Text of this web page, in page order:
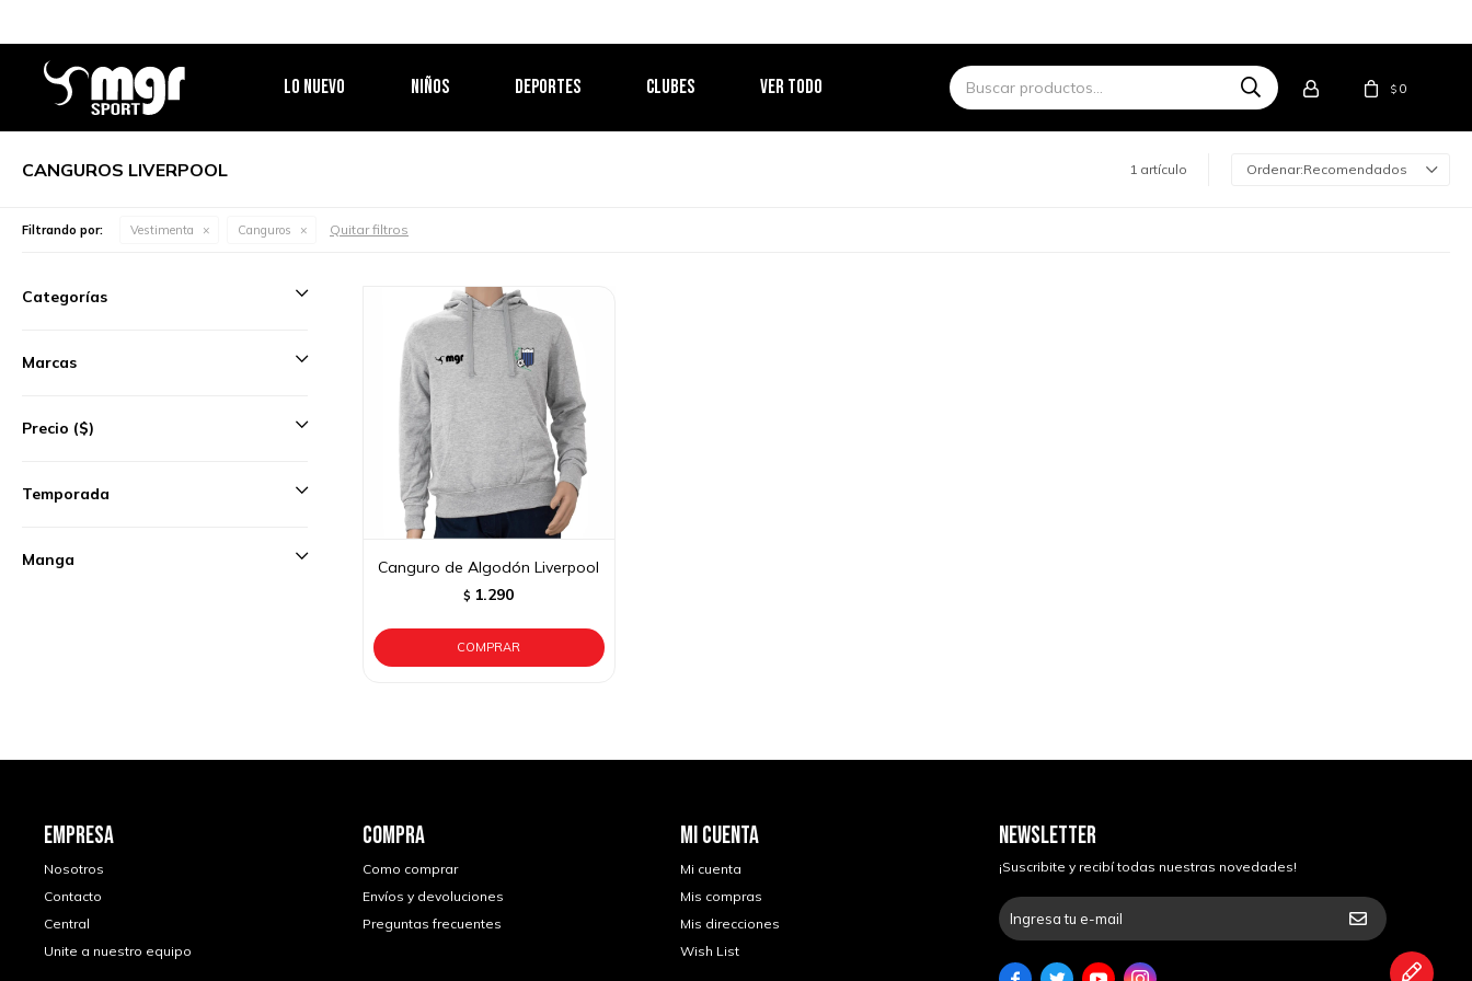
LO NUEVO NIÑOS DEPORTES CLUBES VER TODO $ 0
CANGUROS LIVERPOOL 1 artículo Recomendados
Filtrando por: Vestimenta Canguros Quitar filtros
Canguro de Algodón Liverpool
$ 1.290
Categorías
Marcas
Precio ($)
Temporada
Manga
EMPRESA
Nosotros
Contacto
Central
Unite a nuestro equipo
COMPRA
Como comprar
Envíos y devoluciones
Preguntas frecuentes
MI CUENTA
Mi cuenta
Mis compras
Mis direcciones
Wish List
NEWSLETTER
¡Suscribite y recibí todas nuestras novedades!